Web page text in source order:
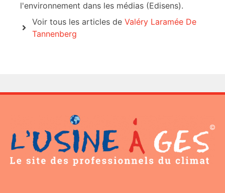
l'environnement dans les médias (Edisens).
Voir tous les articles de Valéry Laramée De
Tannenberg